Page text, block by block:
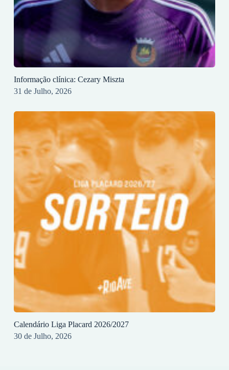
Informação clínica: Cezary Miszta
31 de Julho, 2026
Calendário Liga Placard 2026/2027
30 de Julho, 2026